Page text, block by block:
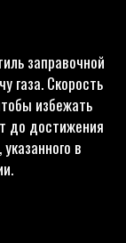
заправочной
газа. Скорость
избежать
до достижения
в